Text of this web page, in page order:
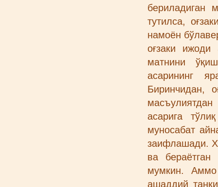
бериладиган
тутилса,
намоён
оғзаки ижоди
матнини
асарининг
Биринчидан,
асарига
муносабат
заифлашади.
ва бераётган
мумкин. Аммо
ашаддий